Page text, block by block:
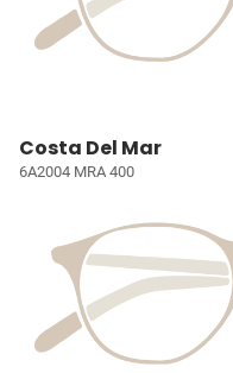
Costa Del Mar
6A2004 MRA 400